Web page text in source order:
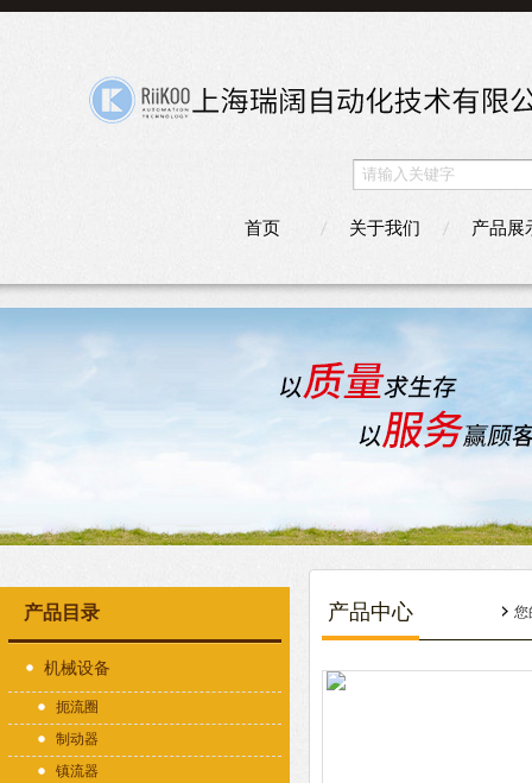
首页 关于我们 产品展
产品目录
机械设备
扼流圈
制动器
镇流器
产品中心 您